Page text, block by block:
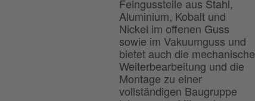
Feingussteile aus Stahl,
Aluminium, Kobalt und
Nickel im offenen Guss
sowie im Vakuumguss und
bietet auch die mechanische
Weiterbearbeitung und die
Montage zu einer
vollständigen Baugruppe